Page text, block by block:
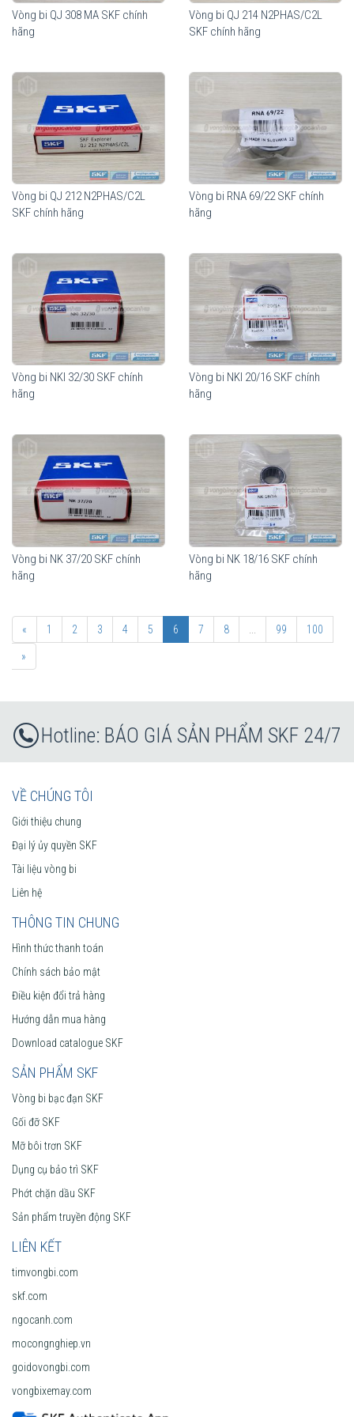
Vòng bi QJ 308 MA SKF chính
hãng
Vòng bi QJ 214 N2PHAS/C2L
SKF chính hãng
Vòng bi QJ 212 N2PHAS/C2L
SKF chính hãng
Vòng bi RNA 69/22 SKF chính
hãng
Vòng bi NKI 32/30 SKF chính
hãng
Vòng bi NKI 20/16 SKF chính
hãng
Vòng bi NK 37/20 SKF chính
hãng
Vòng bi NK 18/16 SKF chính
hãng
« 1 2 3 4 5 6 7 8 99 100
»
BÁO GIÁ SẢN PHẨM SKF 24/7
VỀ CHÚNG TÔI
Giới thiệu chung
Đại lý ủy quyền SKF
Tài liệu vòng bi
Liên hệ
THÔNG TIN CHUNG
Hình thức thanh toán
Chính sách bảo mật
Điều kiện đổi trả hàng
Hướng dẫn mua hàng
Download catalogue SKF
SẢN PHẨM SKF
Vòng bi bạc đạn SKF
Gối đỡ SKF
Mỡ bôi trơn SKF
Dụng cụ bảo trì SKF
Phớt chặn dầu SKF
Sản phẩm truyền động SKF
LIÊN KẾT
timvongbi.com
skf.com
ngocanh.com
mocongnghiep.vn
goidovongbi.com
vongbixemay.com